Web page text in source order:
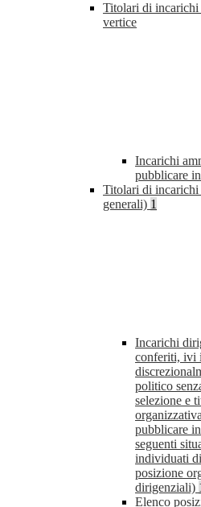
Titolari di
vertice
Incarichi
pubblicare
Titolari di
generali) 1
Incarichi
conferiti, ivi
politico
selezione e
pubblicare
seguenti
individuati
posizione
dirigenziali)
Elenco